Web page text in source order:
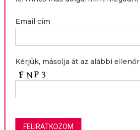
Email cím
Kérjük, másolja át az alábbi